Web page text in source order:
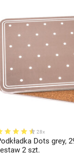
28x
Dots grey,
2 szt.